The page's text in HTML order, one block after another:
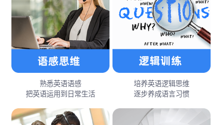
熟悉英语语感
把英语运用到日常生活
培养英语逻辑思维
逐步养成语言习惯